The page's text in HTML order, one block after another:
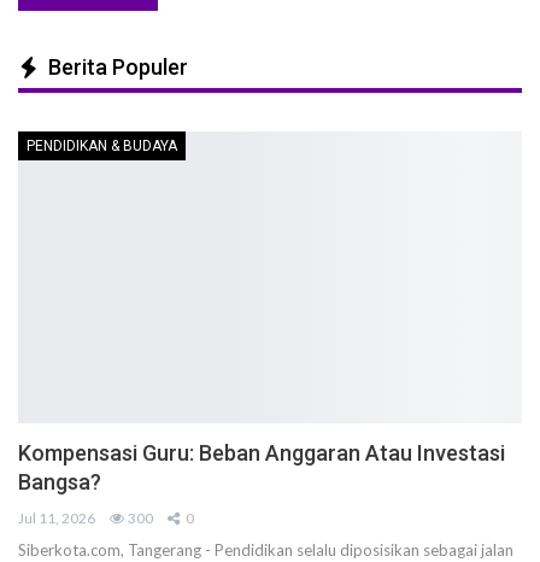
Berita Populer
PENDIDIKAN & BUDAYA
Kompensasi Guru: Beban Anggaran Atau Investasi
Bangsa?
Jul 11, 2026 300 0
Siberkota.com, Tangerang - Pendidikan selalu diposisikan sebagai jalan